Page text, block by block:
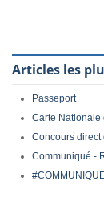
Articles les
Passeport
Carte Nationale
Concours direct
Communiqué -